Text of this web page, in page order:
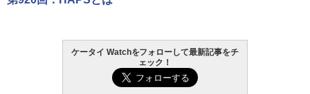
ケータイ Watchをフォローして最新記事をチ
ェック！